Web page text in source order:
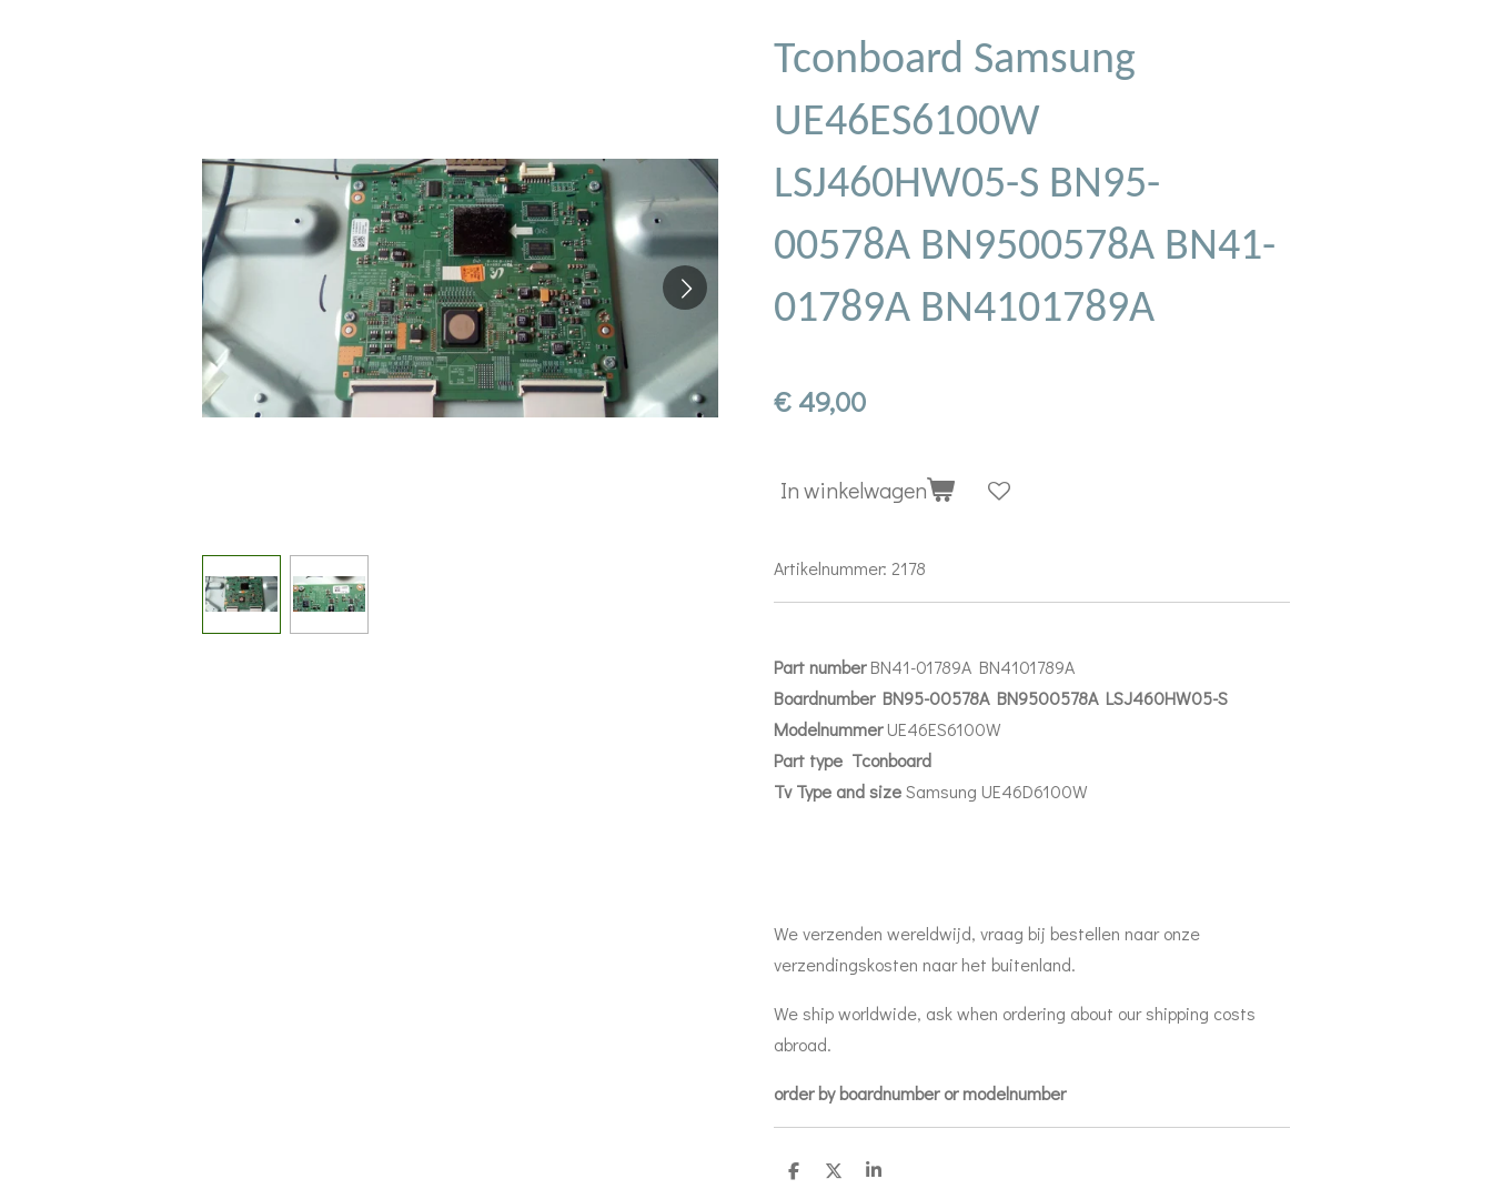
Tconboard Samsung
UE46ES6100W
LSJ460HW05-S BN95-
00578A BN9500578A BN41-
01789A BN4101789A
€ 49,00
In winkelwagen
Artikelnummer: 2178
Part numberBN41-01789A BN4101789A
Boardnumber BN95-00578A BN9500578A LSJ460HW05-S
ModelnummerUE46ES6100W
Part type Tconboard
Tv Type and sizeSamsung UE46D6100W
We verzenden wereldwijd, vraag bij bestellen naar onze
verzendingskosten naar het buitenland.
We ship worldwide, ask when ordering about our shipping costs
abroad.
order by boardnumber or modelnumber
D
D
S